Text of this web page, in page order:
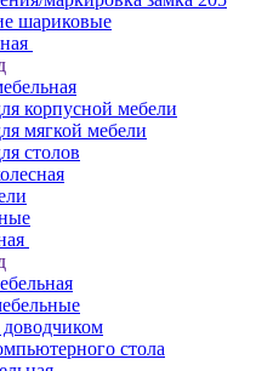
шариковые
корпусной мебели
мягкой мебели
столов
стола